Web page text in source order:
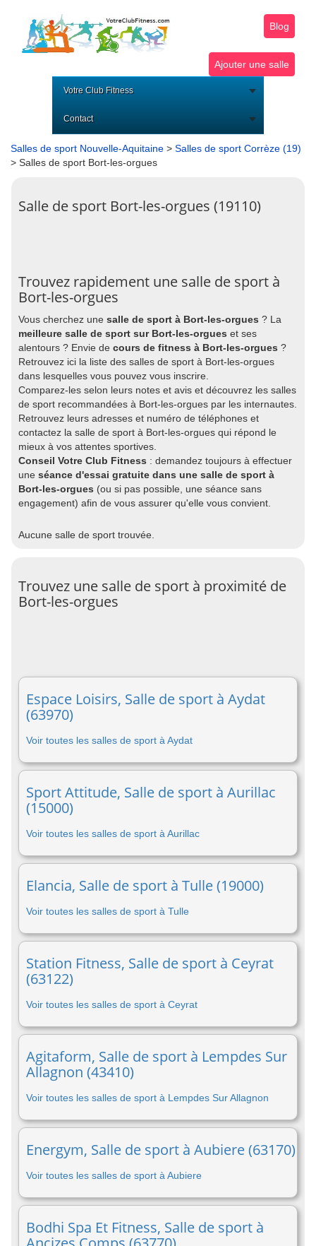
Blog
Ajouter une salle
Votre Club Fitness
Contact
Salles de sport Nouvelle-Aquitaine > Salles de sport Corrèze (19)
> Salles de sport Bort-les-orgues
Salle de sport Bort-les-orgues (19110)
Trouvez rapidement une salle de sport à
Bort-les-orgues
Vous cherchez une salle de sport à Bort-les-orgues ? La
meilleure salle de sport sur Bort-les-orgues et ses
alentours ? Envie de cours de fitness à Bort-les-orgues ?
Retrouvez ici la liste des salles de sport à Bort-les-orgues
dans lesquelles vous pouvez vous inscrire.
Comparez-les selon leurs notes et avis et découvrez les salles
de sport recommandées à Bort-les-orgues par les internautes.
Retrouvez leurs adresses et numéro de téléphones et
contactez la salle de sport à Bort-les-orgues qui répond le
mieux à vos attentes sportives.
Conseil Votre Club Fitness : demandez toujours à effectuer
une séance d'essai gratuite dans une salle de sport à
Bort-les-orgues (ou si pas possible, une séance sans
engagement) afin de vous assurer qu'elle vous convient.
Aucune salle de sport trouvée.
Trouvez une salle de sport à proximité de
Bort-les-orgues
Espace Loisirs, Salle de sport à Aydat
(63970)
Voir toutes les salles de sport à Aydat
Sport Attitude, Salle de sport à Aurillac
(15000)
Voir toutes les salles de sport à Aurillac
Elancia, Salle de sport à Tulle (19000)
Voir toutes les salles de sport à Tulle
Station Fitness, Salle de sport à Ceyrat
(63122)
Voir toutes les salles de sport à Ceyrat
Agitaform, Salle de sport à Lempdes Sur
Allagnon (43410)
Voir toutes les salles de sport à Lempdes Sur Allagnon
Energym, Salle de sport à Aubiere (63170)
Voir toutes les salles de sport à Aubiere
Bodhi Spa Et Fitness, Salle de sport à